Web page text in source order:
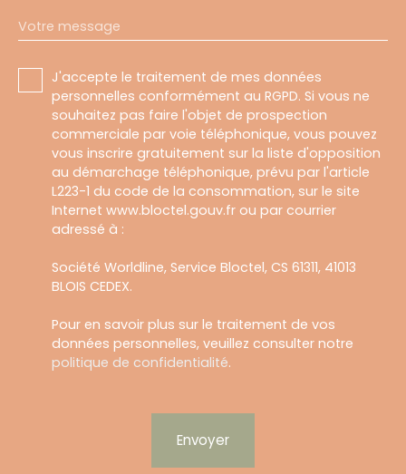
Votre message
J'accepte le traitement de mes données
personnelles conformément au RGPD. Si vous ne
souhaitez pas faire l'objet de prospection
commerciale par voie téléphonique, vous pouvez
vous inscrire gratuitement sur la liste d'opposition
au démarchage téléphonique, prévu par l'article
L223-1 du code de la consommation, sur le site
Internet www.bloctel.gouv.fr ou par courrier
adressé à :
Société Worldline, Service Bloctel, CS 61311, 41013
BLOIS CEDEX.
Pour en savoir plus sur le traitement de vos
données personnelles, veuillez consulter notre
politique de confidentialité.
Envoyer